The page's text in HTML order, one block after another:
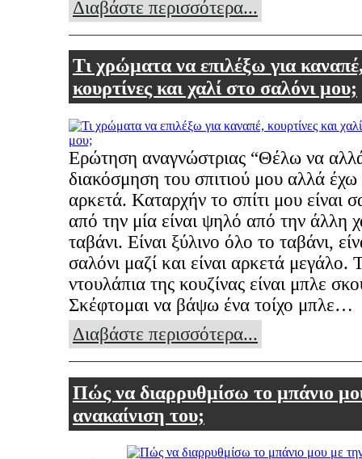
Διαβάστε περισσότερα...
Τι χρώματα να επιλέξω για
κουρτίνες και χαλί στο σαλόνι μου;
Ερώτηση αναγνώστριας “Θέλω να
διακόσμηση του σπιτιού μου αλλά έχω
αρκετά. Καταρχήν το σπίτι μου είναι
από την μία είναι ψηλό από την άλλη
ταβάνι. Είναι ξύλινο όλο το ταβάνι,
σαλόνι μαζί και είναι αρκετά μεγάλο.
ντουλάπια της κουζίνας είναι μπλε
Σκέφτομαι να βάψω ένα τοίχο μπλε…
Διαβάστε περισσότερα...
Πώς να διαρρυθμίσω το μπάνιο
ανακαίνιση του;